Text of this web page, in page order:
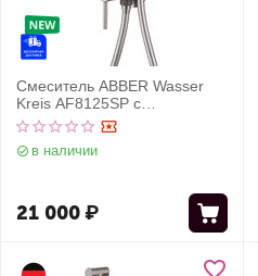
Смеситель ABBER Wasser
Kreis AF8125SP с
гигиеническим душем, сатин
в наличии
21 000₽